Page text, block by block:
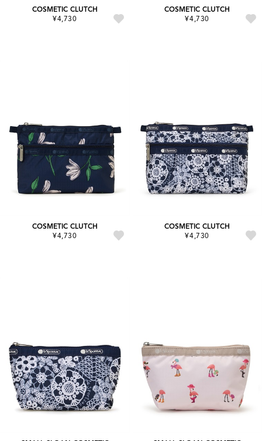
COSMETIC CLUTCH
¥4,730
COSMETIC CLUTCH
¥4,730
COSMETIC CLUTCH
¥4,730
COSMETIC CLUTCH
¥4,730